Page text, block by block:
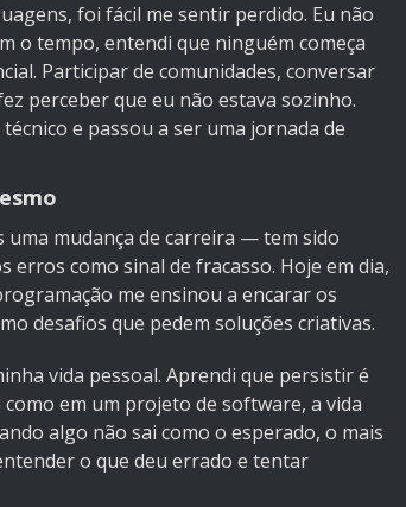
foi fácil me sentir perdido. Eu não
o tempo, entendi que ninguém começa
Participar de comunidades, conversar
perceber que eu não estava sozinho.
e passou a ser uma jornada de
mudança de carreira — tem sido
erros como sinal de fracasso. Hoje em dia,
me ensinou a encarar os
desafios que pedem soluções criativas.
vida pessoal. Aprendi que persistir é
em um projeto de software, a vida
algo não sai como o esperado, o mais
o que deu errado e tentar